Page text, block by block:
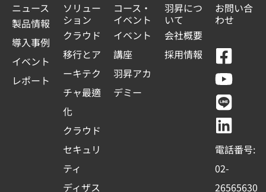
t
e
s
+
ニュース
製品情報
導入事例
イベント
レポート
ソリュー
ション
クラウド
移行とア
ーキテク
チャ最適
化
クラウド
セキュリ
ティ
ディザス
コース・
イベント
イベント
講座
羽昇アカ
デミー
羽昇につ
いて
会社概要
採用情報
お問い合
わせ
F
a
c
e
b
o
o
k
Y
o
u
t
u
b
e
L
i
n
e
L
i
n
k
e
d
i
n
電話番号:
02-
26565630